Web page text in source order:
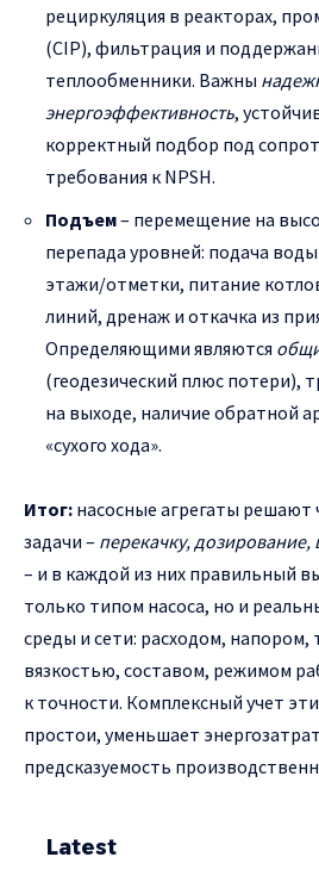
рециркуляция в реакторах,
(CIP), фильтрация и
теплообменники. Важны
энергоэффективность,
корректный подбор под
требования к NPSH.
Подъем– перемещение на
перепада уровней: подача
этажи/отметки, питание
линий, дренаж и откачка из
Определяющими являются
(геодезический плюс потери),
на выходе, наличие обратной
«сухого хода».
Итог: насосные агрегаты решают
задачи – перекачку,
– и в каждой из них правильный
только типом насоса, но и
среды и сети: расходом, напором,
вязкостью, составом, режимом
к точности. Комплексный учет
простои, уменьшает
предсказуемость
Latest